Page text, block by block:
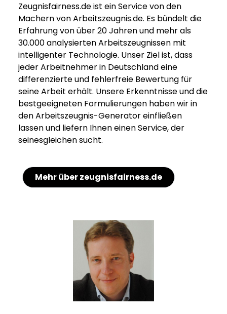
Zeugnisfairness.de ist ein Service von den
Machern von Arbeitszeugnis.de. Es bündelt die
Erfahrung von über 20 Jahren und mehr als
30.000 analysierten Arbeitszeugnissen mit
intelligenter Technologie. Unser Ziel ist, dass
jeder Arbeitnehmer in Deutschland eine
differenzierte und fehlerfreie Bewertung für
seine Arbeit erhält. Unsere Erkenntnisse und die
bestgeeigneten Formulierungen haben wir in
den Arbeitszeugnis-Generator einfließen
lassen und liefern Ihnen einen Service, der
seinesgleichen sucht.
Mehr über zeugnisfairness.de